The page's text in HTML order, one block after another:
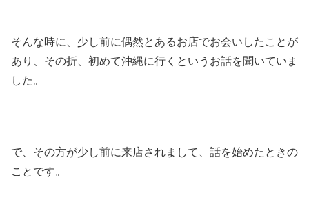
そんな時に、少し前に偶然とあるお店でお会いしたことが
あり、その折、初めて沖縄に行くというお話を聞いていま
した。
で、その方が少し前に来店されまして、話を始めたときの
ことです。